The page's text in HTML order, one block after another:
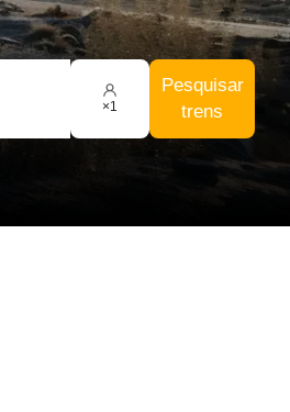
×1
Pesquisar
trens